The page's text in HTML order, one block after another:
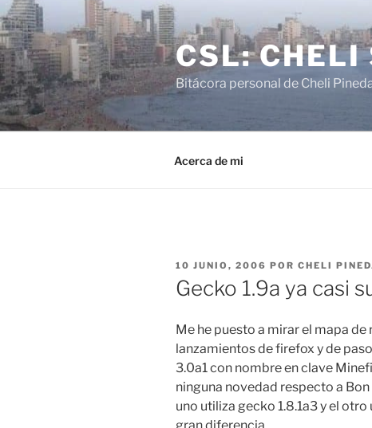
Saltar
al
contenido
CSL: CHELI
Bitácora personal de Cheli
Acerca de mi
PUBLICADO
EL
10 JUNIO, 2006 POR CHELI
Gecko 1.9a ya casi
Me he puesto a mirar el mapa
lanzamientos de firefox y de
3.0a1 con nombre en clave
ninguna novedad respecto a
uno utiliza gecko 1.8.1a3 y el otro